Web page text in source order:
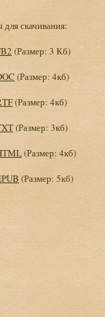
скачивания:
(Размер: 3 Кб)
(Размер: 4кб)
(Размер: 4кб)
(Размер: 3кб)
(Размер: 4кб)
(Размер: 5кб)